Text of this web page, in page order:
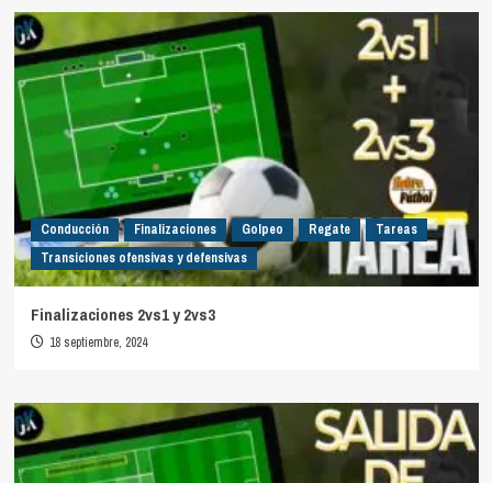
Conducción Finalizaciones Golpeo Regate
Tareas
Transiciones ofensivas y defensivas
Finalizaciones 2vs1 y 2vs3
18 septiembre, 2024